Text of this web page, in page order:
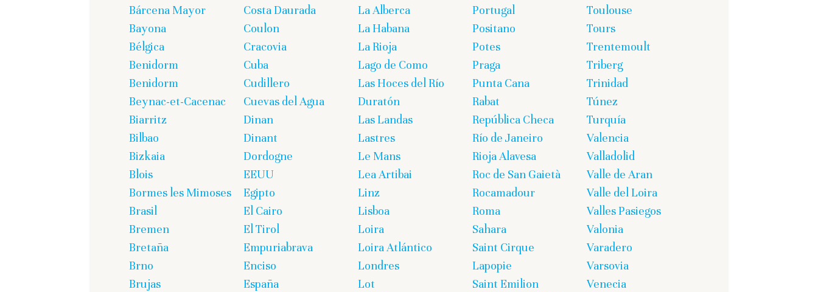
Bárcena Mayor
Bayona
Bélgica
Benidorm
Benidorm
Beynac-et-Cacenac
Biarritz
Bilbao
Bizkaia
Blois
Bormes les Mimoses
Brasil
Bremen
Bretaña
Brno
Brujas
Costa Daurada
Coulon
Cracovia
Cuba
Cudillero
Cuevas del Agua
Dinan
Dinant
Dordogne
EEUU
Egipto
El Cairo
El Tirol
Empuriabrava
Enciso
España
La Alberca
La Habana
La Rioja
Lago de Como
Las Hoces del Río
Duratón
Las Landas
Lastres
Le Mans
Lea Artibai
Linz
Lisboa
Loira
Loira Atlántico
Londres
Lot
Portugal
Positano
Potes
Praga
Punta Cana
Rabat
República Checa
Río de Janeiro
Rioja Alavesa
Roc de San Gaietà
Rocamadour
Roma
Sahara
Saint Cirque
Lapopie
Saint Emilion
Toulouse
Tours
Trentemoult
Triberg
Trinidad
Túnez
Turquía
Valencia
Valladolid
Valle de Aran
Valle del Loira
Valles Pasiegos
Valonia
Varadero
Varsovia
Venecia